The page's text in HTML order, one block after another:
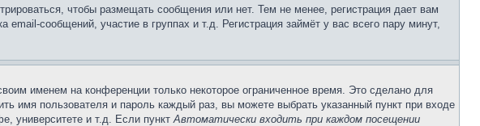
чтобы размещать сообщения или нет. Тем не менее, регистрация дает вам
сообщений, участие в группах и т.д. Регистрация займёт у вас всего пару минут,
именем на конференции только некоторое ограниченное время. Это сделано для
имя пользователя и пароль каждый раз, вы можете выбрать указанный пункт при входе
университете и т.д. Если пунктАвтоматически входить при каждом посещении